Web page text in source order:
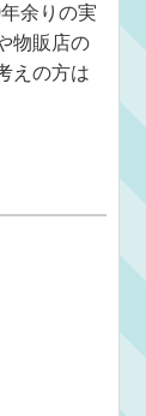
余りの実
物販店の
えの方は